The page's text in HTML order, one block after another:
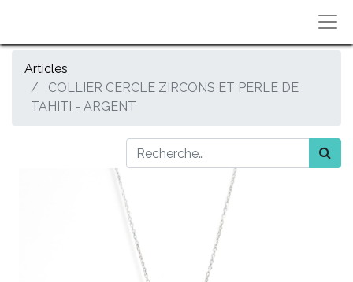
Articles
COLLIER CERCLE ZIRCONS ET PERLE DE
TAHITI - ARGENT